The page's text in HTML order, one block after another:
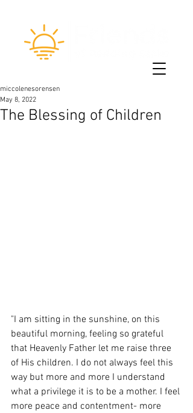
The Blessing of Children
miccolenesorensen
May 8, 2022
"I am sitting in the sunshine, on this
beautiful morning, feeling so grateful
that Heavenly Father let me raise three
of His children. I do not always feel this
way but more and more I understand
what a privilege it is to be a mother. I feel
more peace and contentment- more